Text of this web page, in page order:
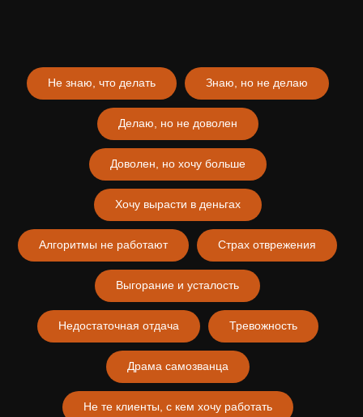
Не знаю, что делать Знаю, но не делаю
Делаю, но не доволен
Доволен, но хочу больше
Хочу вырасти в деньгах
Алгоритмы не работают Страх отврежения
Выгорание и усталость
Недостаточная отдача Тревожность
Драма самозванца
Не те клиенты, с кем хочу работать